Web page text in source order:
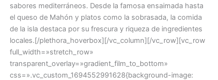
sabores mediterráneos. Desde la famosa ensaimada hasta
el queso de Mahón y platos como la sobrasada, la comida
de la isla destaca por su frescura y riqueza de ingredientes
locales.[/plethora_hoverbox][/vc_column][/vc_row][vc_row
full_width=»stretch_row»
transparent_overlay=»gradient_film_to_bottom»
css=».vc_custom_1694552991628{background-image: